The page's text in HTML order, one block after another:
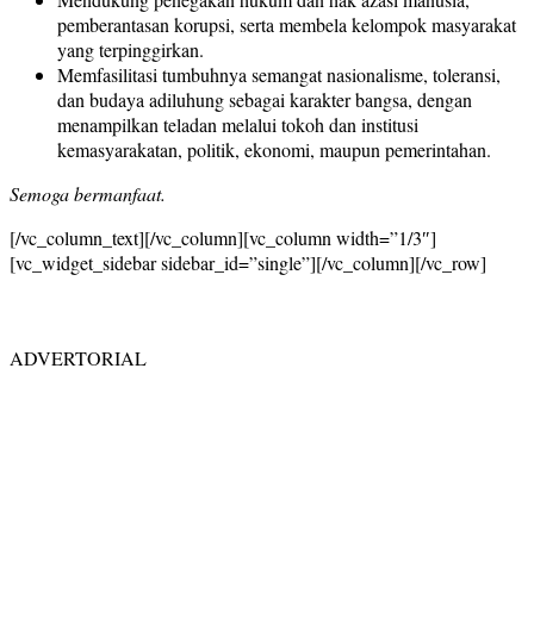
pemberantasan korupsi, serta membela kelompok masyarakat
yang terpinggirkan.
Memfasilitasi tumbuhnya semangat nasionalisme, toleransi,
dan budaya adiluhung sebagai karakter bangsa, dengan
menampilkan teladan melalui tokoh dan institusi
kemasyarakatan, politik, ekonomi, maupun pemerintahan.
Semoga bermanfaat.
[/vc_column_text][/vc_column][vc_column width=”1/3″]
[vc_widget_sidebar sidebar_id=”single”][/vc_column][/vc_row]
ADVERTORIAL